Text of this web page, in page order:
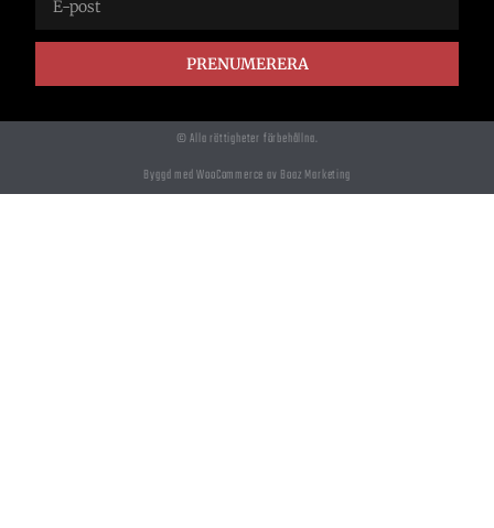
PRENUMERERA
© Alla rättigheter förbehållna.
Byggd med WooCommerce av Boaz Marketing